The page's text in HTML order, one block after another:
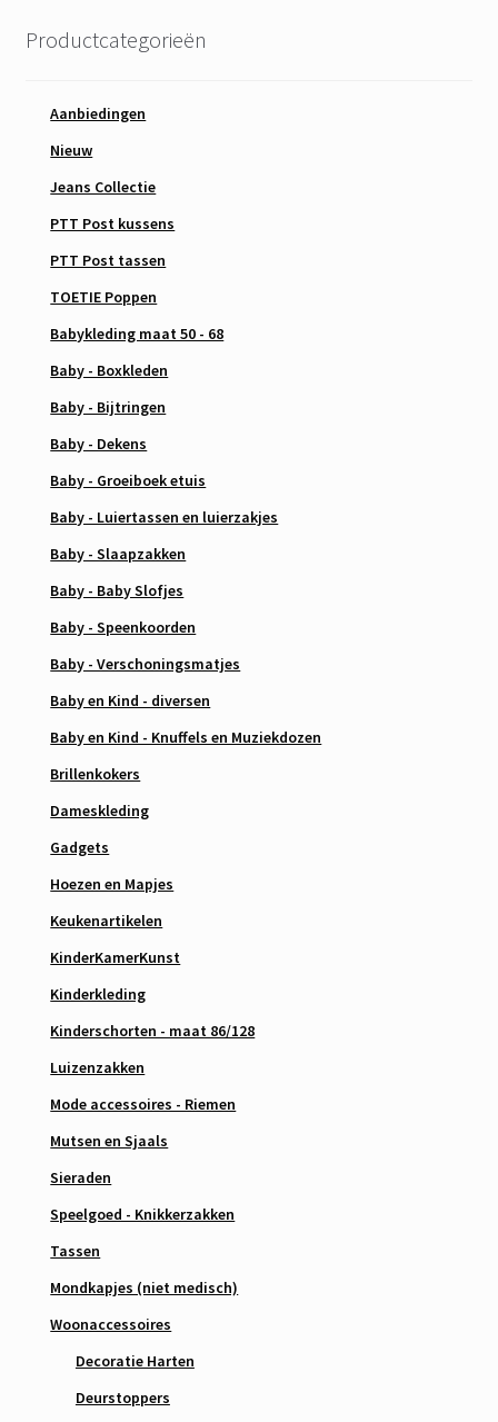
Productcategorieën
Aanbiedingen
Nieuw
Jeans Collectie
PTT Post kussens
PTT Post tassen
TOETIE Poppen
Babykleding maat 50 - 68
Baby - Boxkleden
Baby - Bijtringen
Baby - Dekens
Baby - Groeiboek etuis
Baby - Luiertassen en luierzakjes
Baby - Slaapzakken
Baby - Baby Slofjes
Baby - Speenkoorden
Baby - Verschoningsmatjes
Baby en Kind - diversen
Baby en Kind - Knuffels en Muziekdozen
Brillenkokers
Dameskleding
Gadgets
Hoezen en Mapjes
Keukenartikelen
KinderKamerKunst
Kinderkleding
Kinderschorten - maat 86/128
Luizenzakken
Mode accessoires - Riemen
Mutsen en Sjaals
Sieraden
Speelgoed - Knikkerzakken
Tassen
Mondkapjes (niet medisch)
Woonaccessoires
Decoratie Harten
Deurstoppers